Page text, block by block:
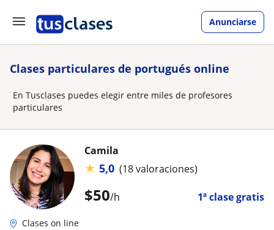
Anunciarse
Clases particulares de portugués online
En Tusclases puedes elegir entre miles de profesores
particulares
$50/h 1ª clase gratis
Camila
★ 5,0 (18 valoraciones)
Clases on line